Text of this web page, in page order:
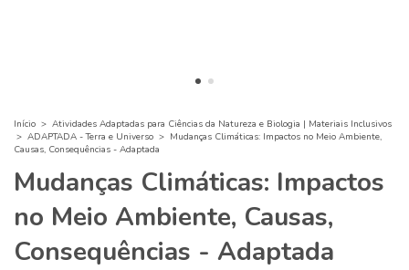
Início > Atividades Adaptadas para Ciências da Natureza e Biologia | Materiais Inclusivos
> ADAPTADA - Terra e Universo > Mudanças Climáticas: Impactos no Meio Ambiente,
Causas, Consequências - Adaptada
Mudanças Climáticas: Impactos
no Meio Ambiente, Causas,
Consequências - Adaptada